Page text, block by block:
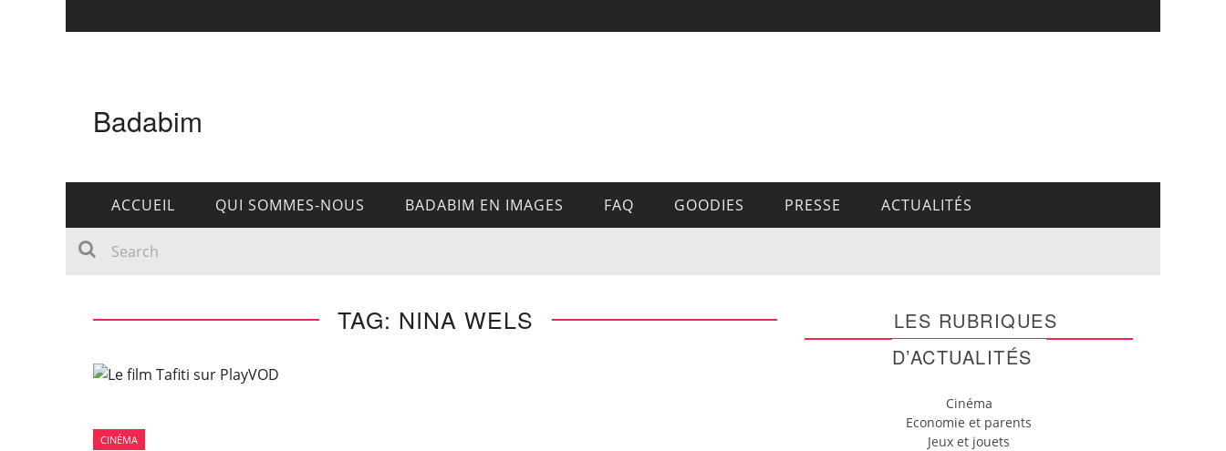
Badabim
ACCUEIL QUI SOMMES-NOUS BADABIM EN IMAGES FAQ GOODIES PRESSE ACTUALITÉS
TAG: NINA WELS
CINÉMA
LES RUBRIQUES
D’ACTUALITÉS
Cinéma
Economie et parents
Jeux et jouets